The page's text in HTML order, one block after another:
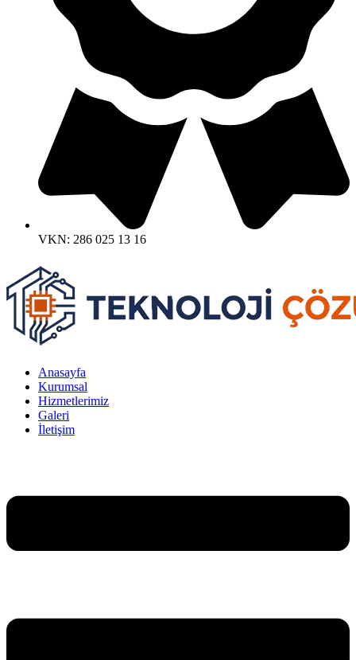
VKN: 286 025 13 16
Anasayfa
Kurumsal
Hizmetlerimiz
Galeri
İletişim